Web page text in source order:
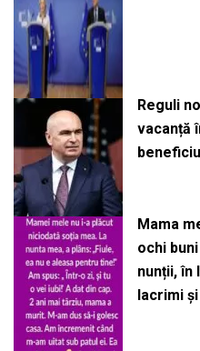
Reguli
vacanță
beneficiu
Mama
ochi
nunții, în
lacrimi